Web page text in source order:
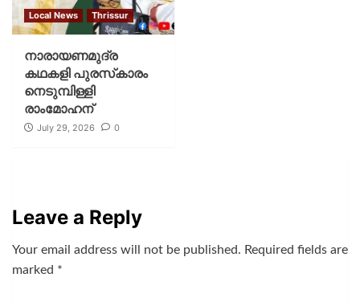
Local News Thrissur
നാരായണമുദ്ര
കഥകളി പുരസ്‌കാരം
നെടുമ്പിള്ളി
രാംമോഹന്
July 29, 2026 0
Leave a Reply
Your email address will not be published. Required fields are
marked *